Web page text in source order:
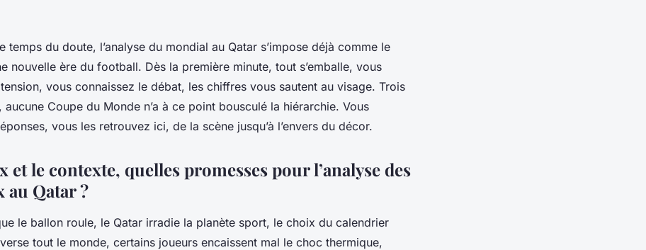
au Qatar : les
ensemble
temps du doute, l’analyse du mondial au Qatar s’impose déjà comme le
nouvelle ère du football. Dès la première minute, tout s’emballe, vous
vous connaissez le débat, les chiffres vous sautent au visage. Trois
aucune Coupe du Monde n’a à ce point bousculé la hiérarchie. Vous
vous les retrouvez ici, de la scène jusqu’à l’envers du décor.
et le contexte, quelles promesses pour l’analyse des
Qatar ?
le ballon roule, le Qatar irradie la planète sport, le choix du calendrier
tout le monde, certains joueurs encaissent mal le choc thermique,